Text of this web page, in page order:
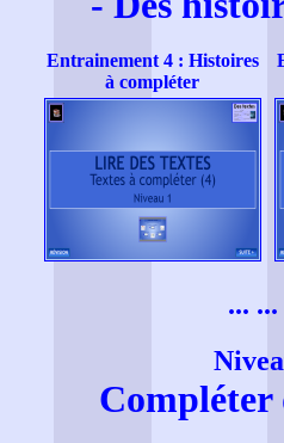
Entrainement 4 : Histoires
à compléter
... ...
Compléter